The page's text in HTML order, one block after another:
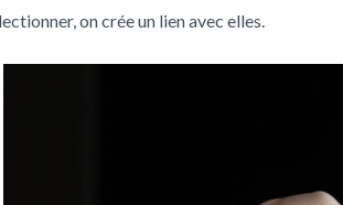
on crée un lien avec elles.